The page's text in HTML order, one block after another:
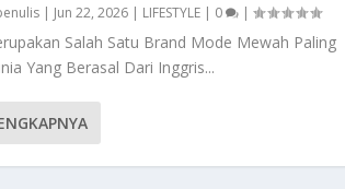
| Jun 22, 2026 | LIFESTYLE | 0 |
Salah Satu Brand Mode Mewah Paling
Yang Berasal Dari Inggris...